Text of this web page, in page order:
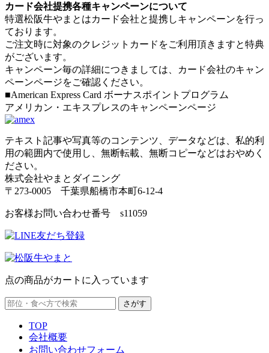
カード会社提携各種キャンペーンについて
特選松阪牛やまとはカード会社と提携しキャンペーンを行っ
ております。
ご注文時に対象のクレジットカードをご利用頂きますと特典
がございます。
キャンペーン毎の詳細につきましては、カード会社のキャン
ペーンページをご確認ください。
■American Express Card ボーナスポイントプログラム
アメリカン・エキスプレスのキャンペーンページ
テキスト記事や写真等のコンテンツ、データなどは、私的利
用の範囲内で使用し、無断転載、無断コピーなどはおやめく
ださい。
株式会社やまとダイニング
〒273-0005 千葉県船橋市本町6-12-4
お客様お問い合わせ番号 s11059
点の商品がカートに入っています
TOP
会社概要
お問い合わせフォーム